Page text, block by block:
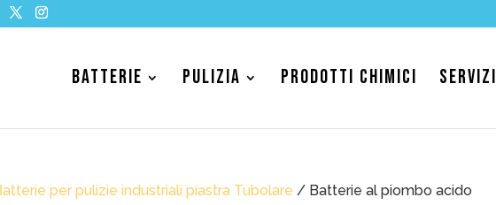
BATTERIE PULIZIA PRODOTTI CHIMICI SERVIZI
per pulizie industriali piastra Tubolare / Batterie al piombo acido